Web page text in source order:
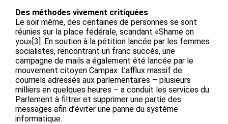
Des méthodes vivement critiquées
Le soir même, des centaines de personnes se sont
réunies sur la place fédérale, scandant «Shame on
you»[3]. En soutien à la pétition lancée par les femmes
socialistes, rencontrant un franc succès, une
campagne de mails a également été lancée par le
mouvement citoyen Campax. L’afflux massif de
courriels adressés aux parlementaires – plusieurs
milliers en quelques heures – a conduit les services du
Parlement à filtrer et supprimer une partie des
messages afin d’éviter une panne du système
informatique.